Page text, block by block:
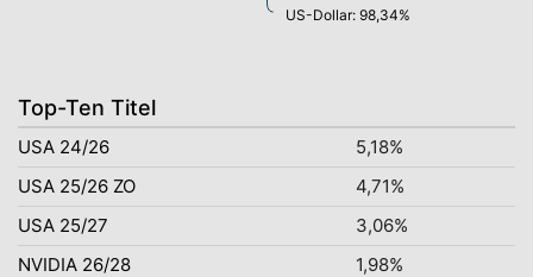
US-Dollar: 98,34%
Top-Ten Titel
USA 24/26
5,18%
USA 25/26 ZO
4,71%
USA 25/27
3,06%
NVIDIA 26/28
1,98%